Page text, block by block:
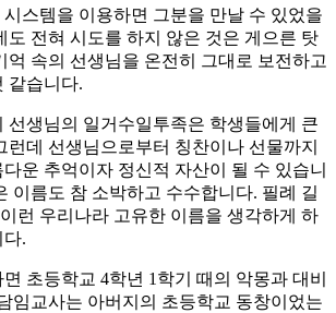
스템을 이용하면 그분을 만날 수 있었을
도 전혀 시도를 하지 않은 것은 게으른 탓
억 속의 선생님을 온전히 그대로 보전하고
같습니다.
선생님의 일거수일투족은 학생들에게 큰
런데 선생님으로부터 칭찬이나 선물까지
운 추억이자 정신적 자산이 될 수 있습니
이름도 참 소박하고 수수합니다. 필례 길
런 우리나라 고유한 이름을 생각하게 하
다.
초등학교 4학년 1학기 때의 악몽과 대비
임교사는 아버지의 초등학교 동창이었는